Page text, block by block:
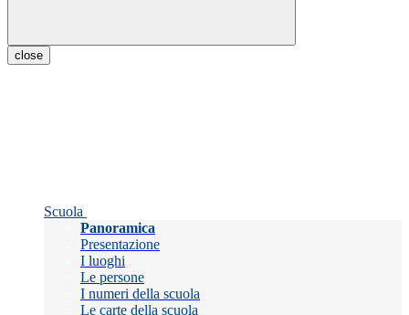
close
Scuola
Panoramica
Presentazione
I luoghi
Le persone
I numeri della scuola
Le carte della scuola